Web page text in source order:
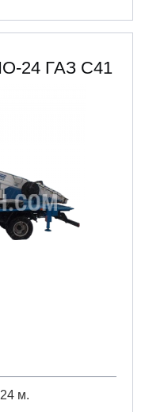
24 ГАЗ C41
24 м.